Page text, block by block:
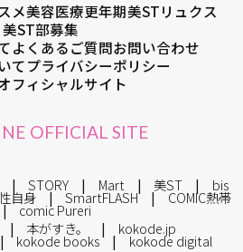
メ美容医療更年期美STリュクス
美ST部募集
よくあるご質問お問い合わせ
てプライバシーポリシー
フィシャルサイト
OFFICIAL SITE
STORY Mart 美ST bis
自身 SmartFLASH COMIC熱帯
comic Pureri
本がすき。 kokode.jp
kokode books kokode digital